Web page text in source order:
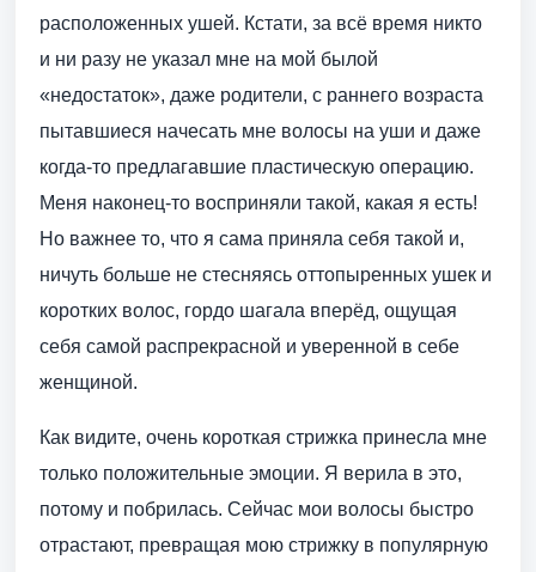
расположенных ушей. Кстати, за всё время никто
и ни разу не указал мне на мой былой
«недостаток», даже родители, с раннего возраста
пытавшиеся начесать мне волосы на уши и даже
когда-то предлагавшие пластическую операцию.
Меня наконец-то восприняли такой, какая я есть!
Но важнее то, что я сама приняла себя такой и,
ничуть больше не стесняясь оттопыренных ушек и
коротких волос, гордо шагала вперёд, ощущая
себя самой распрекрасной и уверенной в себе
женщиной.
Как видите, очень короткая стрижка принесла мне
только положительные эмоции. Я верила в это,
потому и побрилась. Сейчас мои волосы быстро
отрастают, превращая мою стрижку в популярную